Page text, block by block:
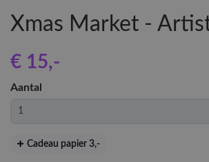
Xmas Market -
€ 15,-
Aantal
Cadeau papier 3,-